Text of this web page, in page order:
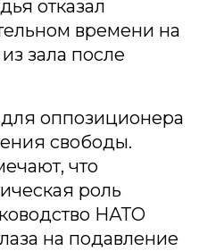
отказал
времени на
зала после
оппозиционера
свободы.
что
роль
НАТО
на подавление